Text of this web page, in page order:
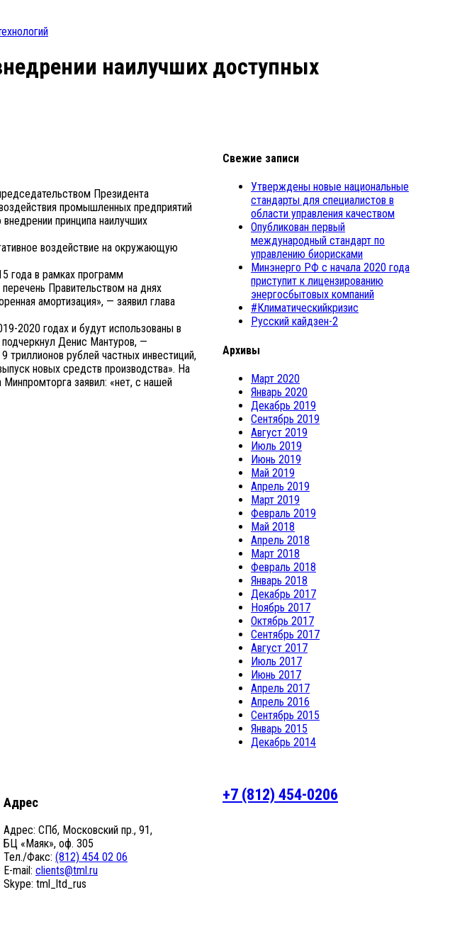
наилучших доступных
Президента
промышленных предприятий
принципа наилучших
воздействие на окружающую
года в рамках программ
Правительством на днях
амортизация», — заявил глава
2020 годах и будут использованы в
Денис Мантуров, —
триллионов рублей частных инвестиций,
новых средств производства». На
заявил: «нет, с нашей
Свежие записи
Утверждены новые национальные
стандарты для специалистов в
области управления качеством
Опубликован первый
международный стандарт по
управлению биорисками
Минэнерго РФ с начала 2020 года
приступит к лицензированию
энергосбытовых компаний
#Климатическийкризис
Русский кайдзен-2
Архивы
Март 2020
Январь 2020
Декабрь 2019
Сентябрь 2019
Август 2019
Июль 2019
Июнь 2019
Май 2019
Апрель 2019
Март 2019
Февраль 2019
Май 2018
Апрель 2018
Март 2018
Февраль 2018
Январь 2018
Декабрь 2017
Ноябрь 2017
Октябрь 2017
Сентябрь 2017
Август 2017
Июль 2017
Июнь 2017
Апрель 2017
Апрель 2016
Сентябрь 2015
Январь 2015
Декабрь 2014
Адрес
Адрес: СПб, Московский пр., 91,
БЦ «Маяк», оф. 305
Тел./Факс: (812) 454 02 06
E-mail: clients@tml.ru
Skype: tml_ltd_rus
+7 (812) 454-0206